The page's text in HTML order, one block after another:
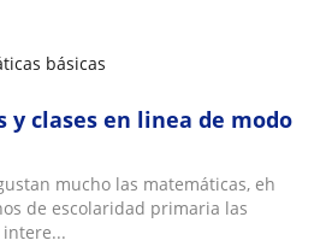
básicas
y clases en linea de modo
mucho las matemáticas, eh
de escolaridad primaria las